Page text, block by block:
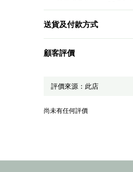
送貨及付款方式
顧客評價
尚未有任何評價